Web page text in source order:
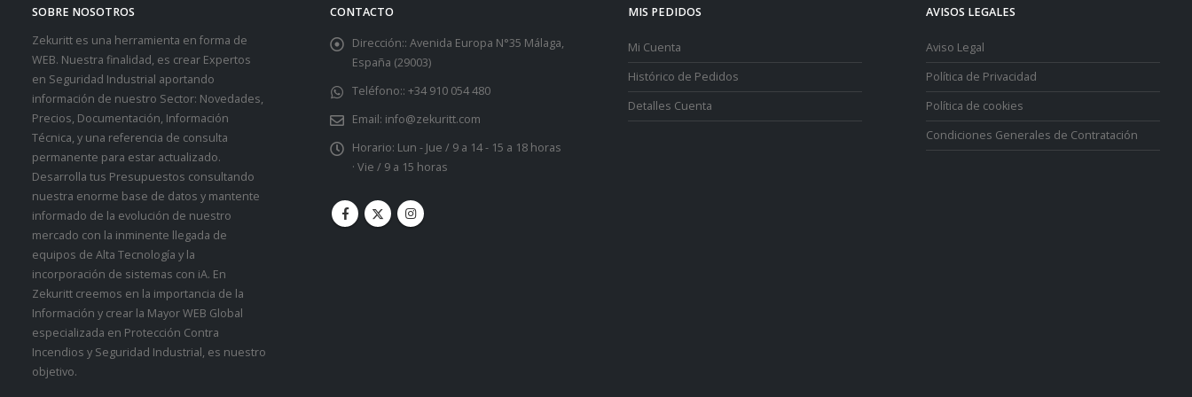
SOBRE NOSOTROS
Zekuritt es una herramienta en forma de
WEB. Nuestra finalidad, es crear Expertos
en Seguridad Industrial aportando
información de nuestro Sector: Novedades,
Precios, Documentación, Información
Técnica, y una referencia de consulta
permanente para estar actualizado.
Desarrolla tus Presupuestos consultando
nuestra enorme base de datos y mantente
informado de la evolución de nuestro
mercado con la inminente llegada de
equipos de Alta Tecnología y la
incorporación de sistemas con iA. En
Zekuritt creemos en la importancia de la
Información y crear la Mayor WEB Global
especializada en Protección Contra
Incendios y Seguridad Industrial, es nuestro
objetivo.
CONTACTO
Dirección:: Avenida Europa N°35 Málaga,
España (29003)
Teléfono:: +34 910 054 480
Email: info@zekuritt.com
Horario: Lun - Jue / 9 a 14 - 15 a 18 horas
· Vie / 9 a 15 horas
MIS PEDIDOS
Mi Cuenta
Histórico de Pedidos
Detalles Cuenta
AVISOS LEGALES
Aviso Legal
Política de Privacidad
Política de cookies
Condiciones Generales de Contratación